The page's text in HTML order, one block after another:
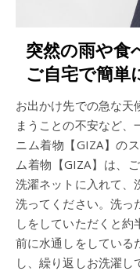
突然の雨や食
ご自宅で簡単
お出かけ先での急な天
まうことの不安など
ニム着物【GIZA】の
ム着物【GIZA】は、
洗濯ネットに入れて、
洗ってください。洗っ
しをしていただくと約
前に水通しをしている
し、繰り返しお洗濯し